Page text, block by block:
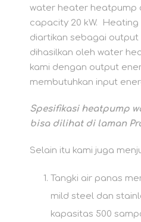
water heater heatpump
capacity 20 kW.
diartikan sebagai output
dihasilkan oleh water
kami dengan output
membutuhkan input
Spesifikasi heatpump
bisa dilihat di laman
Selain itu kami juga
Tangki air panas
mild steel dan
kapasitas 500